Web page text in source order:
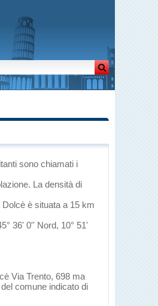
sono chiamati i
La densità di
Dolcè è situata a 15 km
36' 0'' Nord, 10° 51'
Via Trento, 698 ma
comune indicato di